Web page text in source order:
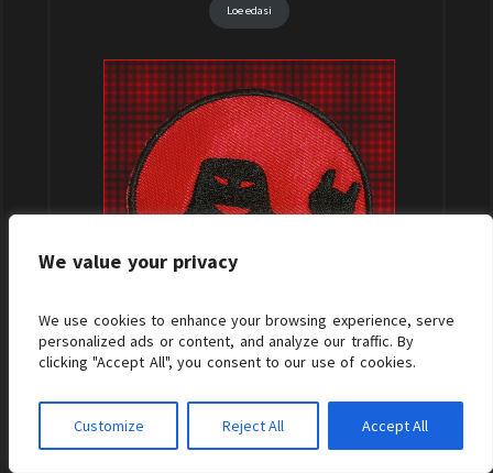
We value your privacy
We use cookies to enhance your browsing experience, serve
personalized ads or content, and analyze our traffic. By
clicking "Accept All", you consent to our use of cookies.
Customize Reject All Accept All
Loe edasi
10,00
€